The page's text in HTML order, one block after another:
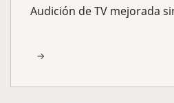
Audición de TV mejorada